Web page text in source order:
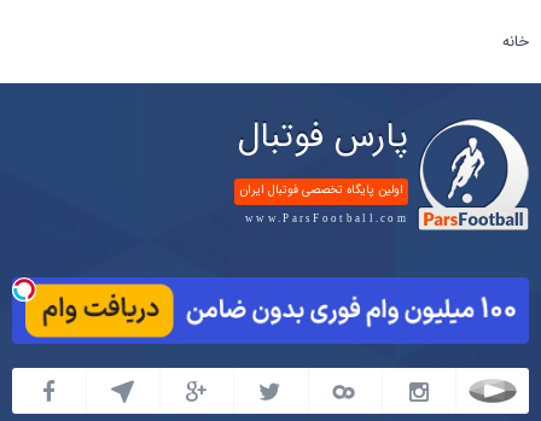
خانه
پارس فوتبال
اولین پایگاه تخصصی فوتبال ایران
www.ParsFootball.com